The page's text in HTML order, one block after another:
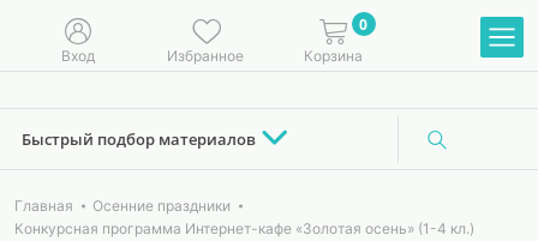
Вход Избранное
0
Корзина
Быстрый подбор материалов
Главная
Осенние праздники
Конкурсная программа Интернет-кафе «Золотая осень» (1-4 кл.)